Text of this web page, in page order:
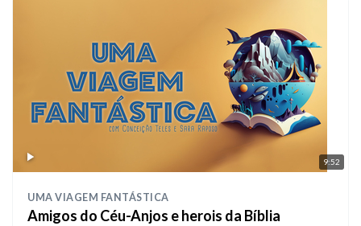
9:52
UMA VIAGEM FANTÁSTICA
Amigos do Céu-Anjos e herois da Bíblia